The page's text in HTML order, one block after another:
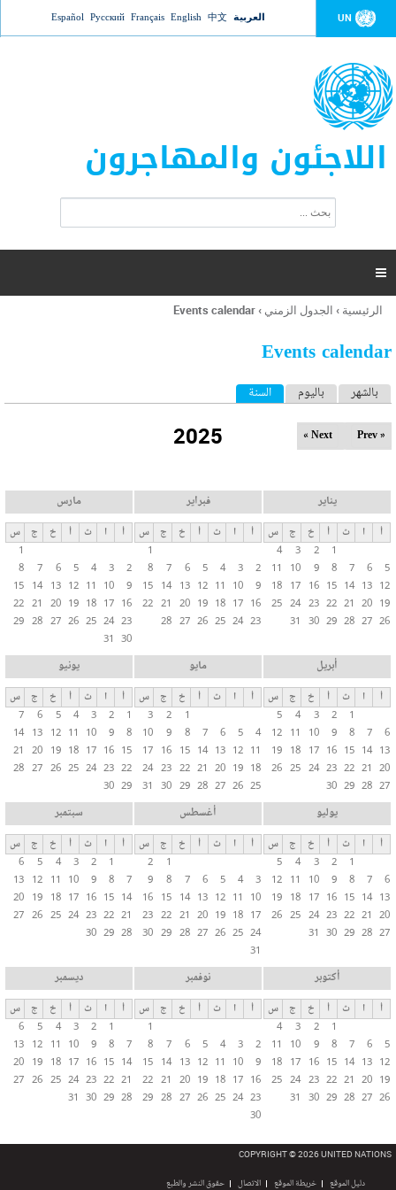
Jump to navigation UN العربية 中文
English
Français
Русский
Español
اللاجئون والمهاجرون
ت
ر
ل
ح
ب

أنت
هنا
الرئيسية › الجدول الزمني ›
Events calendar
Events calendar
ا
ل
ب
ب
ا
ت
ا
ل
أ
س
ا
س
ي
ة
بالشهر باليوم السنة (علامة التبويب النشطة)
2025 « Prev
Next »
يناير
أ ا ث أ خ ج
س
1
2
3
4
5
6
7
8
9
10
11
12
13
14
15
16
17
18
19
20
21
22
23
24
25
26
27
28
29
30
31
فبراير
أ ا ث أ خ ج
س
1
2
3
4
5
6
7
8
9
10
11
12
13
14
15
16
17
18
19
20
21
22
23
24
25
26
27
28
مارس
أ ا ث أ خ ج
س
1
2
3
4
5
6
7
8
9
10
11
12
13
14
15
16
17
18
19
20
21
22
23
24
25
26
27
28
29
30
31
أبريل
أ ا ث أ خ ج
س
1
2
3
4
5
6
7
8
9
10
11
12
13
14
15
16
17
18
19
20
21
22
23
24
25
26
27
28
29
30
مايو
أ ا ث أ خ ج
س
1
2
3
4
5
6
7
8
9
10
11
12
13
14
15
16
17
18
19
20
21
22
23
24
25
26
27
28
29
30
31
يونيو
أ ا ث أ خ ج
س
1
2
3
4
5
6
7
8
9
10
11
12
13
14
15
16
17
18
19
20
21
22
23
24
25
26
27
28
29
30
يوليو
أ ا ث أ خ ج
س
1
2
3
4
5
6
7
8
9
10
11
12
13
14
15
16
17
18
19
20
21
22
23
24
25
26
27
28
29
30
31
أغسطس
أ ا ث أ خ ج
س
1
2
3
4
5
6
7
8
9
10
11
12
13
14
15
16
17
18
19
20
21
22
23
24
25
26
27
28
29
30
31
سبتمبر
أ ا ث أ خ ج
س
1
2
3
4
5
6
7
8
9
10
11
12
13
14
15
16
17
18
19
20
21
22
23
24
25
26
27
28
29
30
أكتوبر
أ ا ث أ خ ج
س
1
2
3
4
5
6
7
8
9
10
11
12
13
14
15
16
17
18
19
20
21
22
23
24
25
26
27
28
29
30
31
نوفمبر
أ ا ث أ خ ج
س
1
2
3
4
5
6
7
8
9
10
11
12
13
14
15
16
17
18
19
20
21
22
23
24
25
26
27
28
29
30
ديسمبر
أ ا ث أ خ ج
س
1
2
3
4
5
6
7
8
9
10
11
12
13
14
15
16
17
18
19
20
21
22
23
24
25
26
27
28
29
30
31
COPYRIGHT © 2026 UNITED NATIONS
دليل الموقع خريطة الموقع الاتصال حقوق النشر والطبع